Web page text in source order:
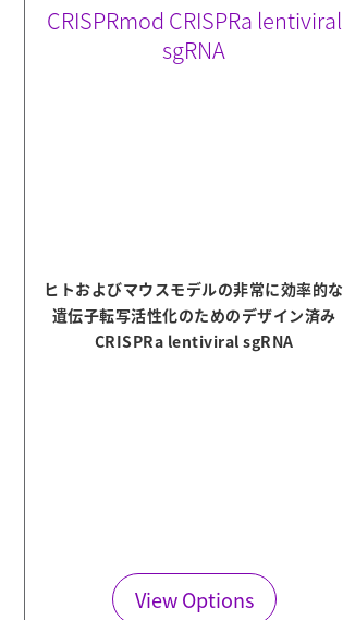
CRISPRmod CRISPRa lentiviral
sgRNA
ヒトおよびマウスモデルの非常に効率的な
遺伝子転写活性化のためのデザイン済み
CRISPRa lentiviral sgRNA
View Options